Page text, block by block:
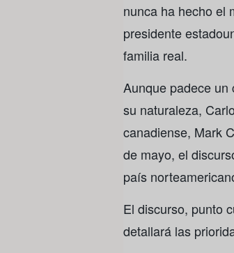
nunca ha hecho el
presidente
familia real.
Aunque padece un
su naturaleza,
canadiense, Mark
de mayo, el
país
El discurso, punto
detallará las